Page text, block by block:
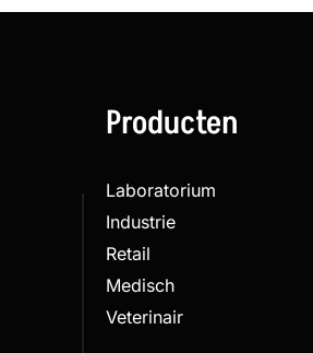
Producten
Laboratorium
Industrie
Retail
Medisch
Veterinair